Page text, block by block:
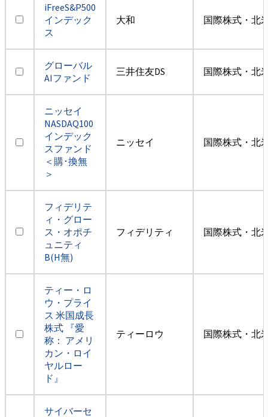
iFreeS&P500
インデック
ス
大和 国際株式・北
グローバル
AIファンド
三井住友DS 国際株式・北
ニッセイ
NASDAQ100
インデック
スファンド
＜購･換無
＞
ニッセイ 国際株式・北
フィデリテ
ィ・グロー
ス・オポチ
ュニティ
B(H無)
フィデリティ 国際株式・北
ティー・ロ
ウ・プライ
ス 米国成長
株式 『愛
称： アメリ
カン・ロイ
ヤルロー
ド』
ティーロウ 国際株式・北
サイバーセ